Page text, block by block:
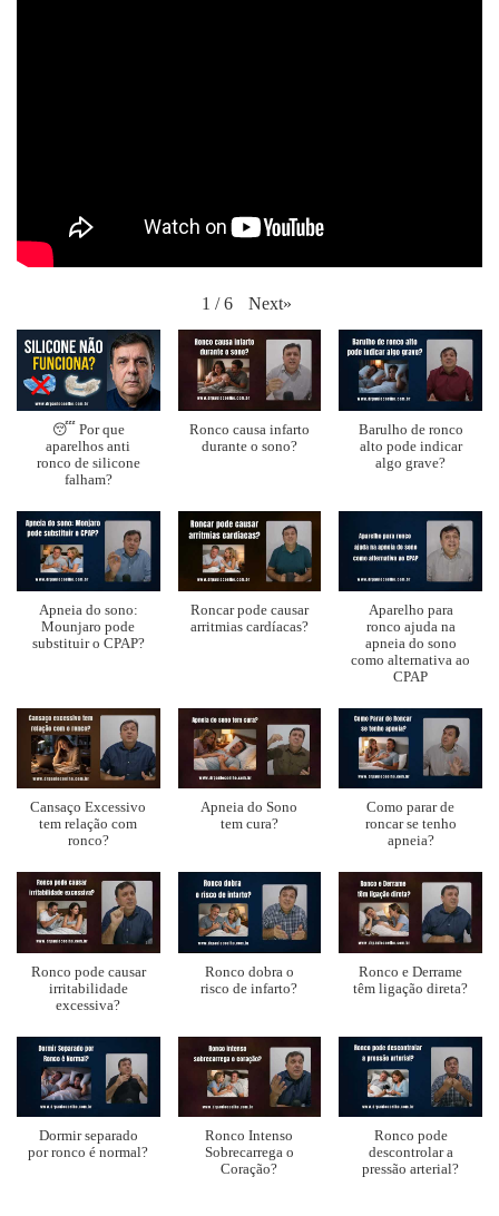
1 / 6 Next»
😴 Por que
aparelhos anti
ronco de silicone
falham?
Ronco causa infarto
durante o sono?
Barulho de ronco
alto pode indicar
algo grave?
Apneia do sono:
Mounjaro pode
substituir o CPAP?
Roncar pode causar
arritmias cardíacas?
Aparelho para
ronco ajuda na
apneia do sono
como alternativa ao
CPAP
Cansaço Excessivo
tem relação com
ronco?
Apneia do Sono
tem cura?
Como parar de
roncar se tenho
apneia?
Ronco pode causar
irritabilidade
excessiva?
Ronco dobra o
risco de infarto?
Ronco e Derrame
têm ligação direta?
Dormir separado
por ronco é normal?
Ronco Intenso
Sobrecarrega o
Coração?
Ronco pode
descontrolar a
pressão arterial?